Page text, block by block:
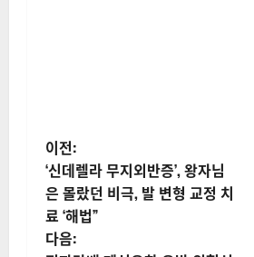
게
시
물
이전:
‘신데렐라 무지외반증’, 왕자님
은 몰랐던 비극, 발 변형 교정 치
료 ‘해법”
다음: